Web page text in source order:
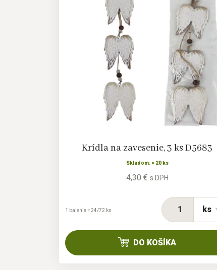
Krídla na zavesenie, 3 ks D5683
Skladom: > 20 ks
4,30 € s DPH
ks
1 balenie = 24/72 ks
DO KOŠÍKA